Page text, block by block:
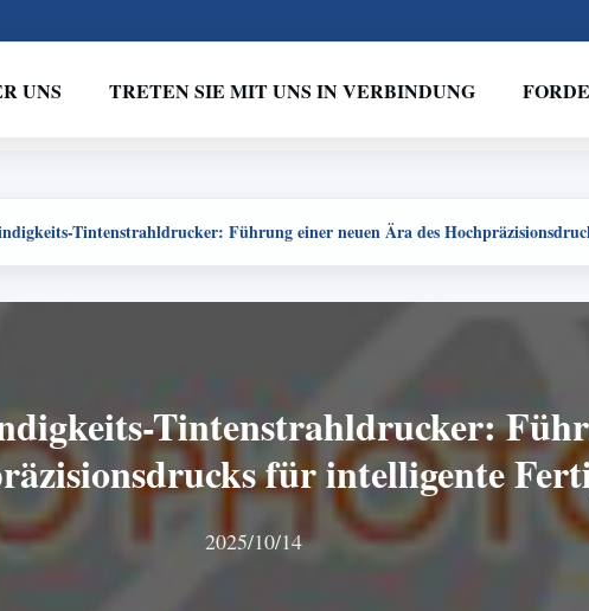
UNS TRETEN SIE MIT UNS IN VERBINDUNG
Tintenstrahldrucker: Führung einer neuen Ära des
Tintenstrahldrucker:
für intelligente
2025/10/14